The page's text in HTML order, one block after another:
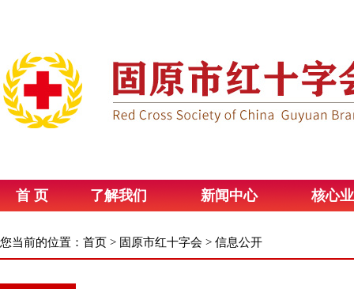
首 页 了解我们 新闻中心 核心
您当前的位置： 首页 > 固原市红十字会 > 信息公开